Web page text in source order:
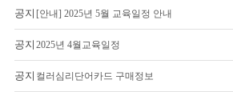
공지 [안내] 2025년 5월 교육일정 안내
공지 2025년 4월교육일정
공지 컬러심리단어카드 구매정보